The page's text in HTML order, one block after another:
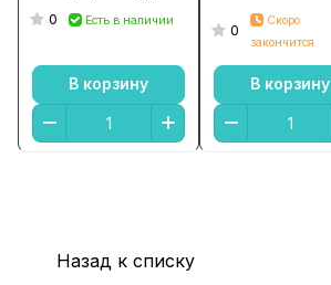
0 Есть в наличии
В корзину
(Mythology)
0
Скоро
закончится
В корзину
Назад к списку